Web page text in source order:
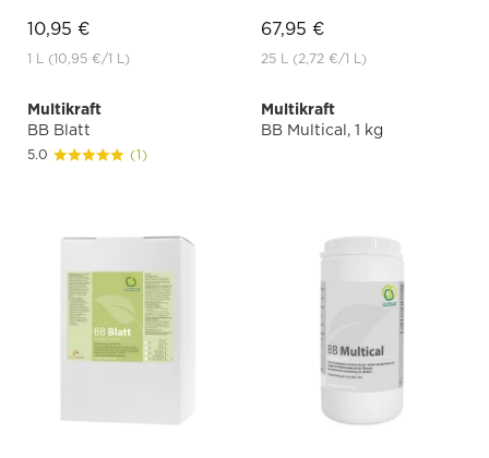
10,95 €
1 L (10,95 €/1 L)
67,95 €
25 L (2,72 €/1 L)
Multikraft
BB Blatt
5.0 (1)
Multikraft
BB Multical, 1 kg